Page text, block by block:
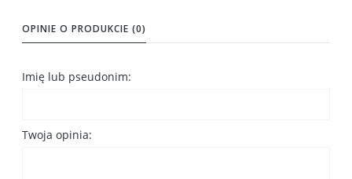
OPINIE O PRODUKCIE (0)
Imię lub pseudonim:
Twoja opinia: